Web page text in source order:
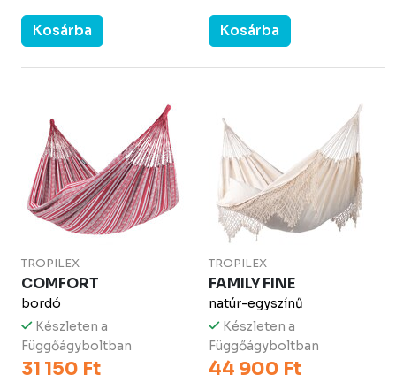
Kosárba Kosárba
TROPILEX
COMFORT
bordó
Készleten a
Függőágyboltban
31 150 Ft
TROPILEX
FAMILY FINE
natúr-egyszínű
Készleten a
Függőágyboltban
44 900 Ft